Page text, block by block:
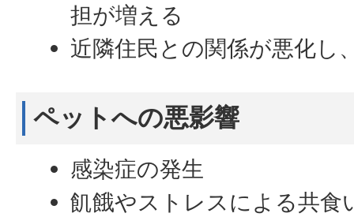
担が増える
近隣住民との関係が悪化し
ペットへの悪影響
感染症の発生
飢餓やストレスによる共食